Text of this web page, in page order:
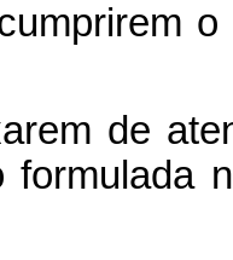
de
formulada